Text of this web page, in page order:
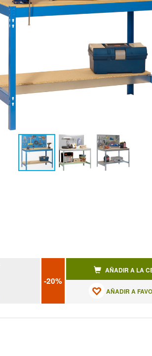
-20%
AÑADIR A LA
AÑADIR A